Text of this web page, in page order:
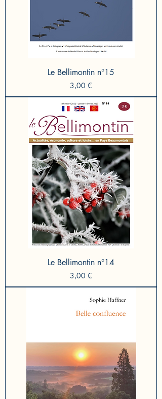
Le Bellimontin n°15
Prix
3,00 €
Le Bellimontin n°14
Prix
3,00 €